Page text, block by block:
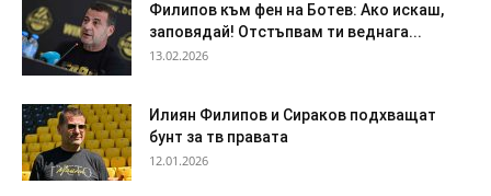
Филипов към фен на Ботев: Ако искаш,
заповядай! Отстъпвам ти веднага...
13.02.2026
Илиян Филипов и Сираков подхващат
бунт за тв правата
12.01.2026